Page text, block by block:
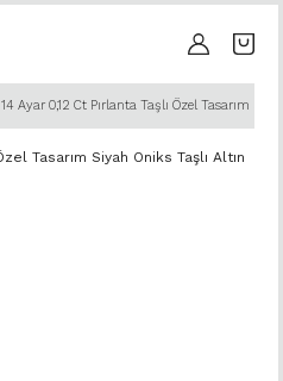
14 Ayar 0,12 Ct Pırlanta Taşlı Özel Tasarım